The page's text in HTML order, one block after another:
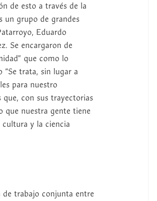
de esto a través de la
un grupo de grandes
Eduardo
Se encargaron de
que como lo
“Se trata, sin lugar a
para nuestro
con sus trayectorias
que nuestra gente tiene
y la ciencia
trabajo conjunta entre